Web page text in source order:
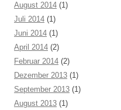
August 2014 (1)
Juli 2014 (1)
Juni 2014 (1)
April 2014 (2)
Februar 2014 (2)
Dezember 2013 (1)
September 2013 (1)
August 2013 (1)